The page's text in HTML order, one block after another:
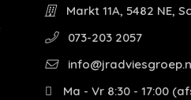
Markt 11A, 5482 NE,
073-203 2057
Ma - Vr 8:30 - 17:00